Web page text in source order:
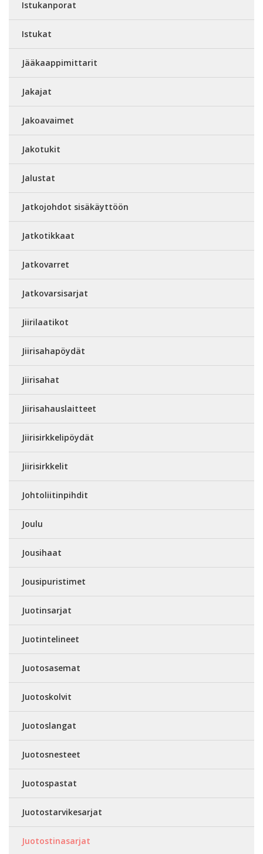
Istukanporat
Istukat
Jääkaappimittarit
Jakajat
Jakoavaimet
Jakotukit
Jalustat
Jatkojohdot sisäkäyttöön
Jatkotikkaat
Jatkovarret
Jatkovarsisarjat
Jiirilaatikot
Jiirisahapöydät
Jiirisahat
Jiirisahauslaitteet
Jiirisirkkelipöydät
Jiirisirkkelit
Johtoliitinpihdit
Joulu
Jousihaat
Jousipuristimet
Juotinsarjat
Juotintelineet
Juotosasemat
Juotoskolvit
Juotoslangat
Juotosnesteet
Juotospastat
Juotostarvikesarjat
Juotostinasarjat